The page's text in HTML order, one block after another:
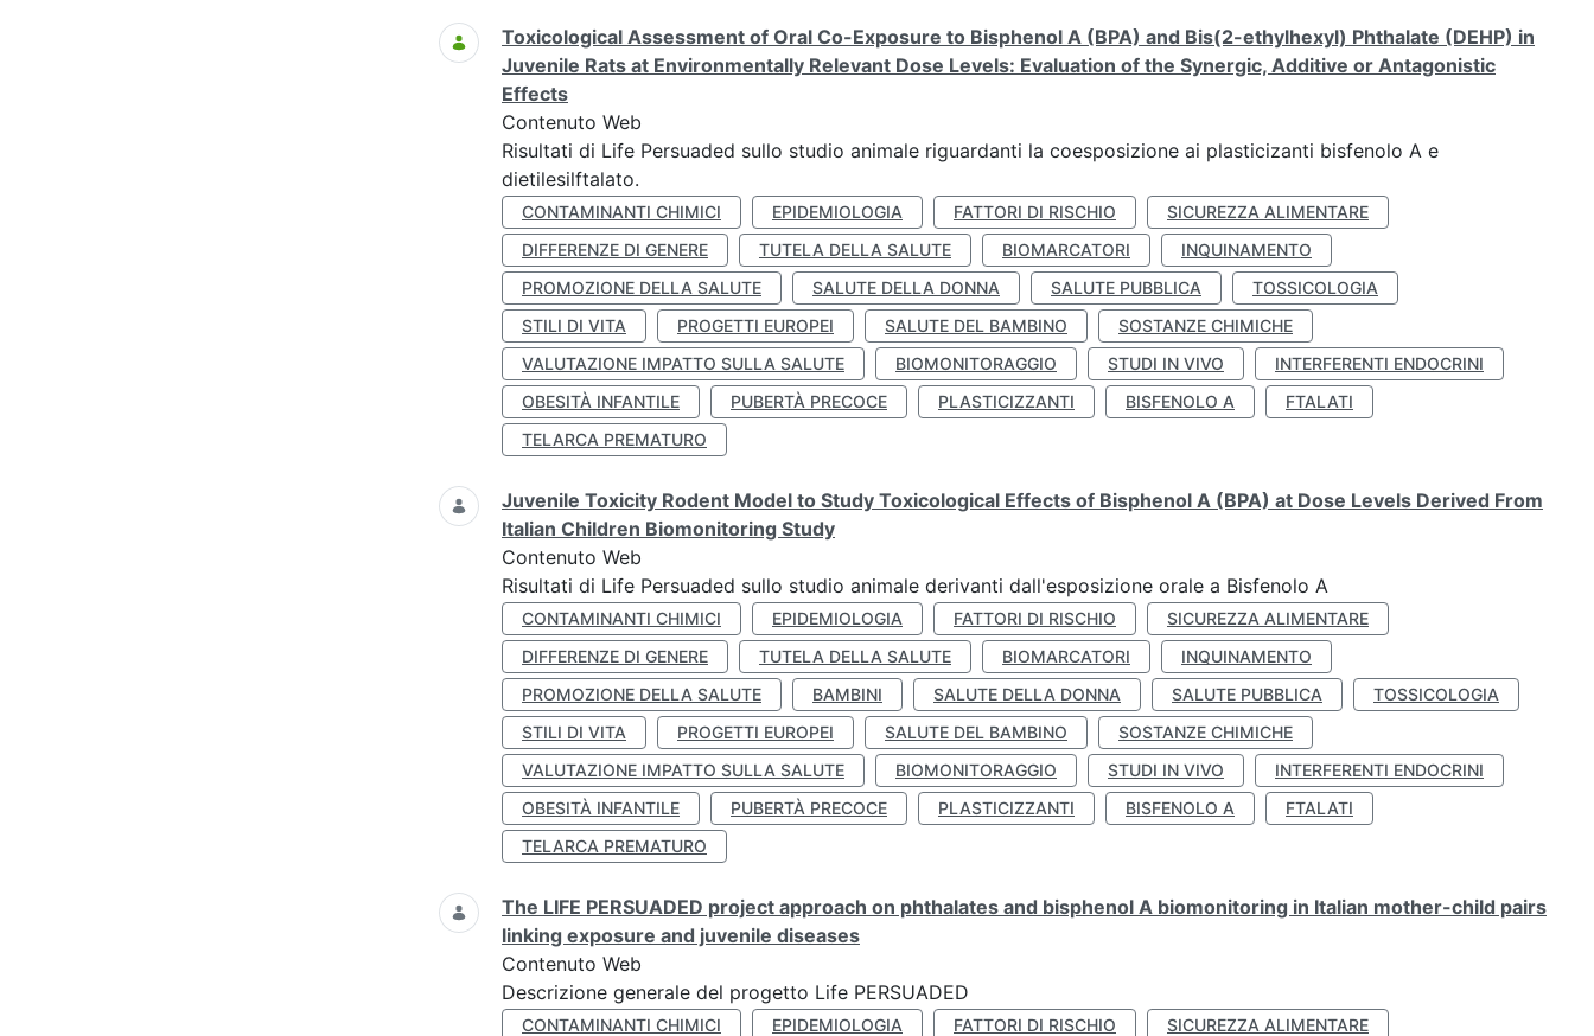
Toxicological Assessment of Oral Co-Exposure to Bisphenol A (BPA) and Bis(2-ethylhexyl) Phthalate (DEHP) in
Juvenile Rats at Environmentally Relevant Dose Levels: Evaluation of the Synergic, Additive or Antagonistic
Effects
Contenuto Web
Risultati di Life Persuaded sullo studio animale riguardanti la coesposizione ai plasticizanti bisfenolo A e
dietilesilftalato.
CONTAMINANTI CHIMICI EPIDEMIOLOGIA FATTORI DI RISCHIO
SICUREZZA ALIMENTARE
DIFFERENZE DI GENERE
TUTELA DELLA SALUTE BIOMARCATORI
INQUINAMENTO
PROMOZIONE DELLA SALUTE
SALUTE DELLA DONNA SALUTE PUBBLICA
TOSSICOLOGIA
STILI DI VITA
PROGETTI EUROPEI SALUTE DEL BAMBINO
SOSTANZE CHIMICHE
VALUTAZIONE IMPATTO SULLA SALUTE
BIOMONITORAGGIO STUDI IN VIVO
INTERFERENTI ENDOCRINI
OBESITÀ INFANTILE
PUBERTÀ PRECOCE PLASTICIZZANTI BISFENOLO A
FTALATI
TELARCA PREMATURO
Juvenile Toxicity Rodent Model to Study Toxicological Effects of Bisphenol A (BPA) at Dose Levels Derived From
Italian Children Biomonitoring Study
Contenuto Web
Risultati di Life Persuaded sullo studio animale derivanti dall'esposizione orale a Bisfenolo A
CONTAMINANTI CHIMICI EPIDEMIOLOGIA FATTORI DI RISCHIO
SICUREZZA ALIMENTARE
DIFFERENZE DI GENERE
TUTELA DELLA SALUTE BIOMARCATORI
INQUINAMENTO
PROMOZIONE DELLA SALUTE
BAMBINI SALUTE DELLA DONNA SALUTE PUBBLICA
TOSSICOLOGIA
STILI DI VITA
PROGETTI EUROPEI SALUTE DEL BAMBINO
SOSTANZE CHIMICHE
VALUTAZIONE IMPATTO SULLA SALUTE
BIOMONITORAGGIO STUDI IN VIVO
INTERFERENTI ENDOCRINI
OBESITÀ INFANTILE
PUBERTÀ PRECOCE PLASTICIZZANTI BISFENOLO A
FTALATI
TELARCA PREMATURO
The LIFE PERSUADED project approach on phthalates and bisphenol A biomonitoring in Italian mother-child pairs
linking exposure and juvenile diseases
Contenuto Web
Descrizione generale del progetto Life PERSUADED
CONTAMINANTI CHIMICI EPIDEMIOLOGIA FATTORI DI RISCHIO
SICUREZZA ALIMENTARE